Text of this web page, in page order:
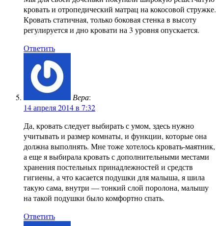
кровать и отропедический матрац на кокосовой стружке.
Кровать статичная, только боковая стенка в высоту
регулируется и дно кровати на 3 уровня опускается.
Ответить
Вера:
14 апреля 2014 в 7:32
Да, кровать следует выбирать с умом, здесь нужно
учитывать и размер комнаты, и функции, которые она
должна выполнять. Мне тоже хотелось кровать-маятник,
а еще я выбирала кровать с дополнительными местами
хранения постельных принадлежностей и средств
гигиены, а что касается подушки для малыша, я шила
такую сама, внутри — тонкий слой поролона, малышу
на такой подушки было комфортно спать.
Ответить